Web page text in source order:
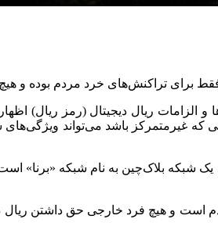
که غیرمتمرکز باشد می‌تواند
شبکه بلاک‌چین به نام شبکه «برنا»
و هیچ فرد خارجی حق داشتن ریال